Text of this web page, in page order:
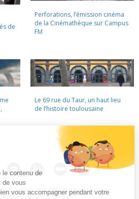
de
Perforations, l’émission cinéma
de la Cinémathèque sur Campus
FM
Le 69 rue du Taur, un haut lieu
de l’histoire toulousaine
CONTACTS · LETTRE D'INFORMATION
· MENTIONS LÉGALES